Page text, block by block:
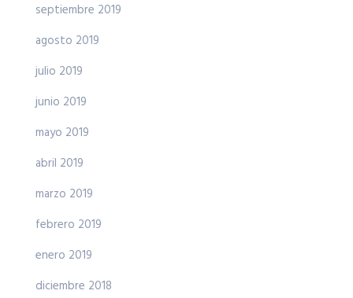
septiembre 2019
agosto 2019
julio 2019
junio 2019
mayo 2019
abril 2019
marzo 2019
febrero 2019
enero 2019
diciembre 2018